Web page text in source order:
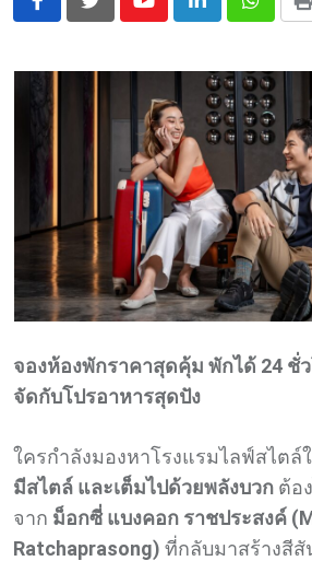
YoutubeLinkedIn
จองห้องพักราคาสุดคุ้ม พักได้ 24 ชั่
จัดกับโปรอาหารสุดปัง
ใครกำลังมองหาโรงแรมไลฟ์สไตล์
มีสไตล์ และเต็มไปด้วยพลังบวก ต้อ
จาก ม็อกซี่ แบงคอก ราชประสงค์
Ratchaprasong) ที่กลับมาสร้างสีสั